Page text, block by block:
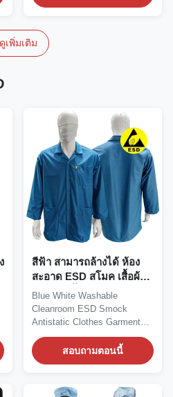
ดูเพิ่มเติม
สีฟ้า สามารถล้างได้ ห้อง
สะอาด ESD สโมค เสื้อผ้า
กันสติก เสื้อผ้า 96% โพลิเอ
สเตอร์ + 4% คาร์บอน
Blue White Washable
Cleanroom ESD Smock
Antistatic Clothes Garment
with 96% Polyester +4%
Carbon...สอบถามตอนนี้